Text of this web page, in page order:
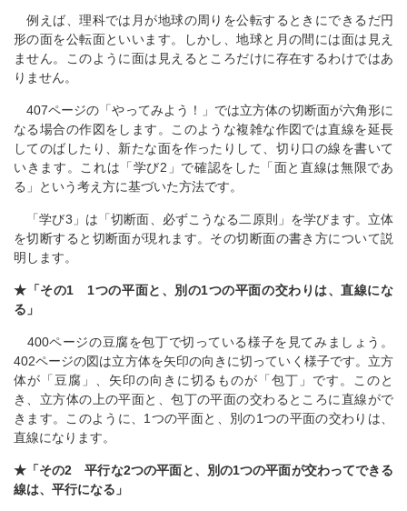
例えば、理科では月が地球の周りを公転するときにできるだ円
形の面を公転面といいます。しかし、地球と月の間には面は見え
ません。このように面は見えるところだけに存在するわけではあ
りません。
407ページの「やってみよう！」では立方体の切断面が六角形に
なる場合の作図をします。このような複雑な作図では直線を延長
してのばしたり、新たな面を作ったりして、切り口の線を書いて
いきます。これは「学び2」で確認をした「面と直線は無限であ
る」という考え方に基づいた方法です。
「学び3」は「切断面、必ずこうなる二原則」を学びます。立体
を切断すると切断面が現れます。その切断面の書き方について説
明します。
★「その1 1つの平面と、別の1つの平面の交わりは、直線にな
る」
400ページの豆腐を包丁で切っている様子を見てみましょう。
402ページの図は立方体を矢印の向きに切っていく様子です。立方
体が「豆腐」、矢印の向きに切るものが「包丁」です。このと
き、立方体の上の平面と、包丁の平面の交わるところに直線がで
きます。このように、1つの平面と、別の1つの平面の交わりは、
直線になります。
★「その2 平行な2つの平面と、別の1つの平面が交わってできる
線は、平行になる」